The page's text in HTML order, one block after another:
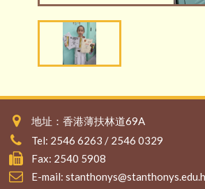
地址：香港薄扶林道69A
Tel: 2546 6263 / 2546 0329
Fax: 2540 5908
E-mail: